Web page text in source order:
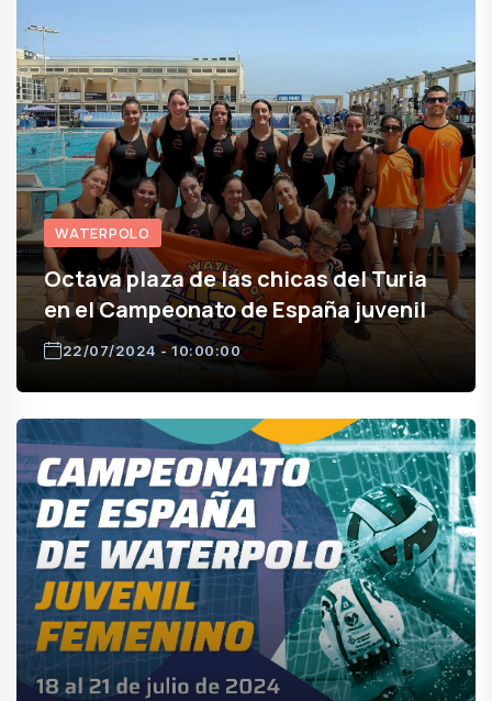
WATERPOLO
Octava plaza de las chicas del Turia
en el Campeonato de España juvenil
22/07/2024 - 10:00:00